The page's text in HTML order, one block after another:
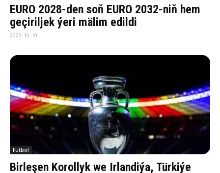
EURO 2028-den soň EURO 2032-niň hem
geçiriljek ýeri mälim edildi
2023-10-10
Futbol
Birleşen Korollyk we Irlandiýa, Türkiýe